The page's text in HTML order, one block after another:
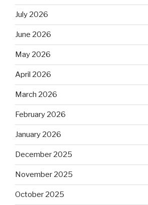
July 2026
June 2026
May 2026
April 2026
March 2026
February 2026
January 2026
December 2025
November 2025
October 2025